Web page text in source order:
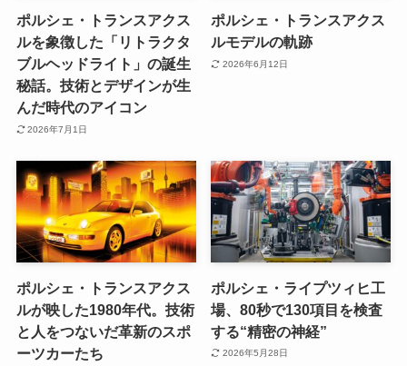
ポルシェ・トランスアクス
ルを象徴した「リトラクタ
ブルヘッドライト」の誕生
秘話。技術とデザインが生
んだ時代のアイコン
2026年7月1日
ポルシェ・トランスアクス
ルモデルの軌跡
2026年6月12日
ポルシェ・トランスアクス
ルが映した1980年代。技術
と人をつないだ革新のスポ
ーツカーたち
ポルシェ・ライプツィヒ工
場、80秒で130項目を検査
する“精密の神経”
2026年5月28日